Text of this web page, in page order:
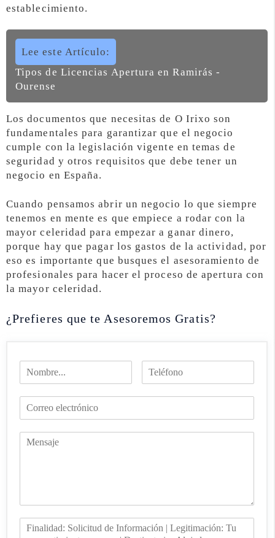
establecimiento.
Lee este Artículo:
Tipos de Licencias Apertura en Ramirás -
Ourense
Los documentos que necesitas de O Irixo son
fundamentales para garantizar que el negocio
cumple con la legislación vigente en temas de
seguridad y otros requisitos que debe tener un
negocio en España.
Cuando pensamos abrir un negocio lo que siempre
tenemos en mente es que empiece a rodar con la
mayor celeridad para empezar a ganar dinero,
porque hay que pagar los gastos de la actividad, por
eso es importante que busques el asesoramiento de
profesionales para hacer el proceso de apertura con
la mayor celeridad.
¿Prefieres que te Asesoremos Gratis?